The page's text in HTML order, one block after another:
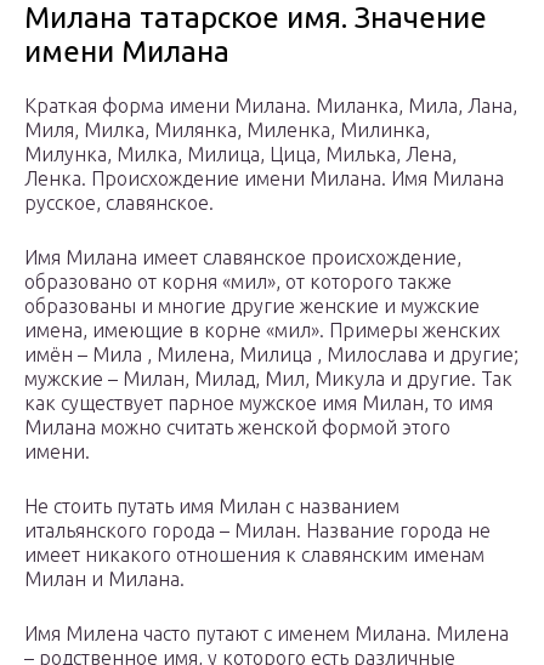
Милана татарское имя. Значение
имени Милана
Краткая форма имени Милана. Миланка, Мила, Лана,
Миля, Милка, Милянка, Миленка, Милинка,
Милунка, Милка, Милица, Цица, Милька, Лена,
Ленка. Происхождение имени Милана. Имя Милана
русское, славянское.
Имя Милана имеет славянское происхождение,
образовано от корня «мил», от которого также
образованы и многие другие женские и мужские
имена, имеющие в корне «мил». Примеры женских
имён – Мила , Милена, Милица , Милослава и другие;
мужские – Милан, Милад, Мил, Микула и другие. Так
как существует парное мужское имя Милан, то имя
Милана можно считать женской формой этого
имени.
Не стоить путать имя Милан с названием
итальянского города – Милан. Название города не
имеет никакого отношения к славянским именам
Милан и Милана.
Имя Милена часто путают с именем Милана. Милена
– родственное имя, у которого есть различные